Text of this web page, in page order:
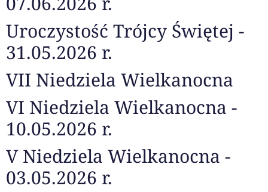
Uroczystość Trójcy Świętej -
31.05.2026 r.
VII Niedziela Wielkanocna
VI Niedziela Wielkanocna -
10.05.2026 r.
V Niedziela Wielkanocna -
03.05.2026 r.